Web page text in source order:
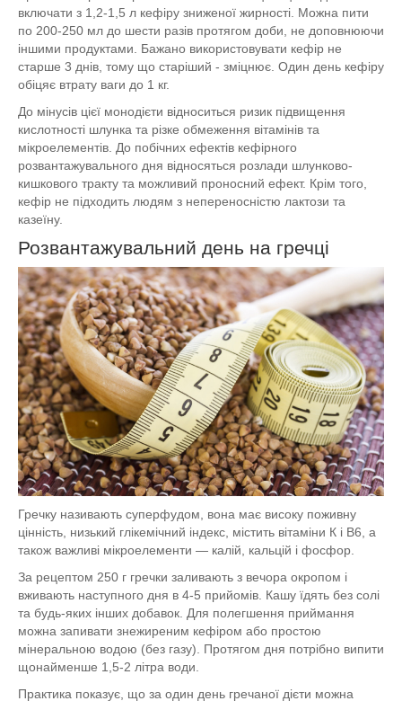
включати з 1,2-1,5 л кефіру зниженої жирності. Можна пити
по 200-250 мл до шести разів протягом доби, не доповнюючи
іншими продуктами. Бажано використовувати кефір не
старше 3 днів, тому що старіший - зміцнює. Один день кефіру
обіцяє втрату ваги до 1 кг.
До мінусів цієї монодієти відноситься ризик підвищення
кислотності шлунка та різке обмеження вітамінів та
мікроелементів. До побічних ефектів кефірного
розвантажувального дня відносяться розлади шлунково-
кишкового тракту та можливий проносний ефект. Крім того,
кефір не підходить людям з непереносністю лактози та
казеїну.
Розвантажувальний день на гречці
Гречку називають суперфудом, вона має високу поживну
цінність, низький глікемічний індекс, містить вітаміни К і В6, а
також важливі мікроелементи — калій, кальцій і фосфор.
За рецептом 250 г гречки заливають з вечора окропом і
вживають наступного дня в 4-5 прийомів. Кашу їдять без солі
та будь-яких інших добавок. Для полегшення приймання
можна запивати знежиреним кефіром або простою
мінеральною водою (без газу). Протягом дня потрібно випити
щонайменше 1,5-2 літра води.
Практика показує, що за один день гречаної дієти можна